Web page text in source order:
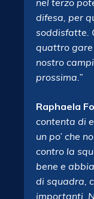
nel terzo
difesa, per
soddisfatte.
quattro
nostro
prossima.”
Raphaela
contenta di
un po’ che
contro la
bene e
di squadra,
importanti.